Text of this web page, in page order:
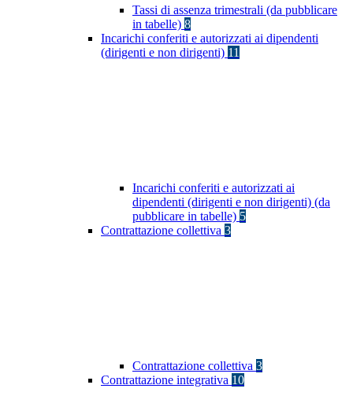
Tassi di assenza trimestrali (da pubblicare
in tabelle) 8
Incarichi conferiti e autorizzati ai dipendenti
(dirigenti e non dirigenti) 11
Incarichi conferiti e autorizzati ai
dipendenti (dirigenti e non dirigenti) (da
pubblicare in tabelle) 5
Contrattazione collettiva 3
Contrattazione collettiva 3
Contrattazione integrativa 10